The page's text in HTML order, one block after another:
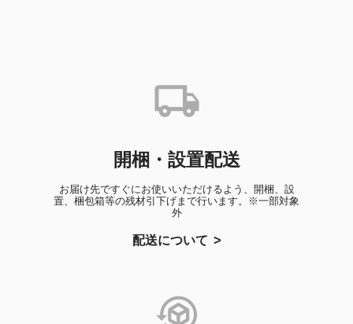
開梱・設置配送
お届け先ですぐにお使いいただけるよう、開梱、設
置、梱包箱等の残材引下げまで行います。※一部対象
外
配送について